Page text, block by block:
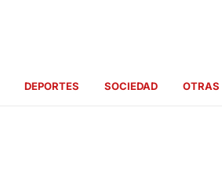
DEPORTES SOCIEDAD OTRAS